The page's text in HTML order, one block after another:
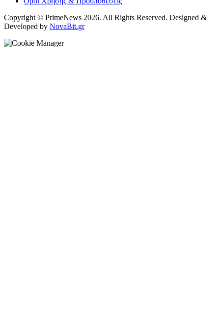
Copyright © PrimeNews 2026. All Rights Reserved. Designed &
Developed by NovaBit.gr